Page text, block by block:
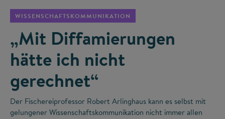
WISSENSCHAFTSKOMMUNIKATION
„Mit Diffamierungen
hätte ich nicht
gerechnet“
Der Fischereiprofessor Robert Arlinghaus kann es selbst mit
gelungener Wissenschaftskommunikation nicht immer allen